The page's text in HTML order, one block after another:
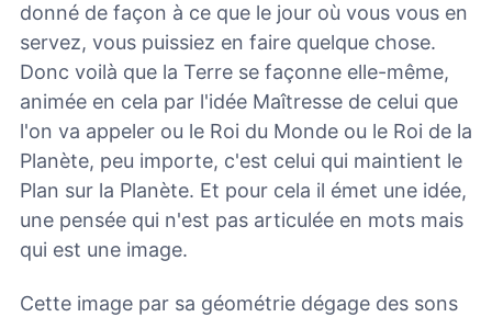
donné de façon à ce que le jour où vous vous en
servez, vous puissiez en faire quelque chose.
Donc voilà que la Terre se façonne elle-même,
animée en cela par l'idée Maîtresse de celui que
l'on va appeler ou le Roi du Monde ou le Roi de la
Planète, peu importe, c'est celui qui maintient le
Plan sur la Planète. Et pour cela il émet une idée,
une pensée qui n'est pas articulée en mots mais
qui est une image.
Cette image par sa géométrie dégage des sons